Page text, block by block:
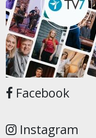
Facebook
Instagram